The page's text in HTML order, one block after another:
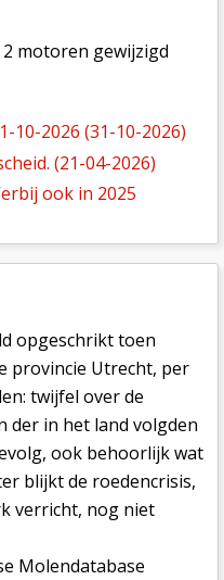
motoren gewijzigd
10-2026 (31-10-2026)
(21-04-2026)
ook in 2025
opgeschrikt toen
provincie Utrecht, per
twijfel over de
der in het land volgden
ook behoorlijk wat
blijkt de roedencrisis,
verricht, nog niet
Molendatabase